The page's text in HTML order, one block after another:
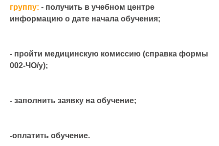
группу: - получить в учебном центре
информацию о дате начала обучения;
- пройти медицинскую комиссию (справка формы
002-ЧО/у);
- заполнить заявку на обучение;
-оплатить обучение.